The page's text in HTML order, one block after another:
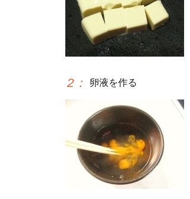
2 ： 卵液を作る